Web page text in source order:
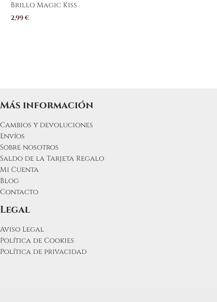
Brillo Magic Kiss
2,99€
Más información
Cambios y devoluciones
Envíos
Sobre nosotros
Saldo de la Tarjeta Regalo
Mi Cuenta
Blog
Contacto
Legal
Aviso Legal
Política de Cookies
Política de privacidad